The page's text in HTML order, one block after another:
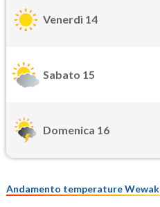
Venerdì 14
Sabato 15
Domenica 16
Andamento temperature Wewak